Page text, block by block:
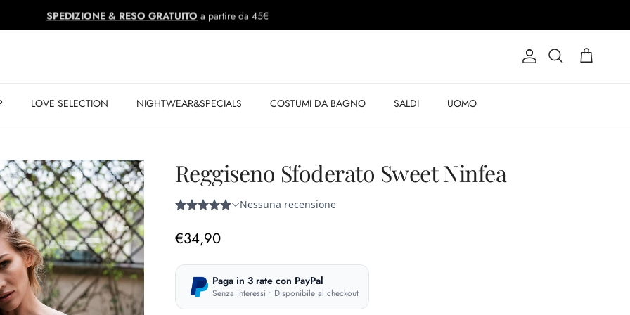
SPEDIZIONE & RESO GRATUITO a partire da 45€
AccountCerca Carrello
LOVE SELECTION NIGHTWEAR&SPECIALS COSTUMI DA BAGNO SALDI UOMO
Reggiseno Sfoderato Sweet Ninfea
Prezzo normale
€34,90
Paga in 3 rate con PayPal
Senza interessi • Disponibile al checkout